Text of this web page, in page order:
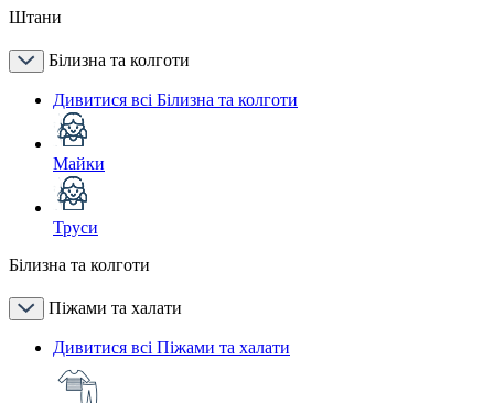
Штани
Білизна та колготи
Дивитися всі Білизна та колготи
Майки
Труси
Білизна та колготи
Піжами та халати
Дивитися всі Піжами та халати